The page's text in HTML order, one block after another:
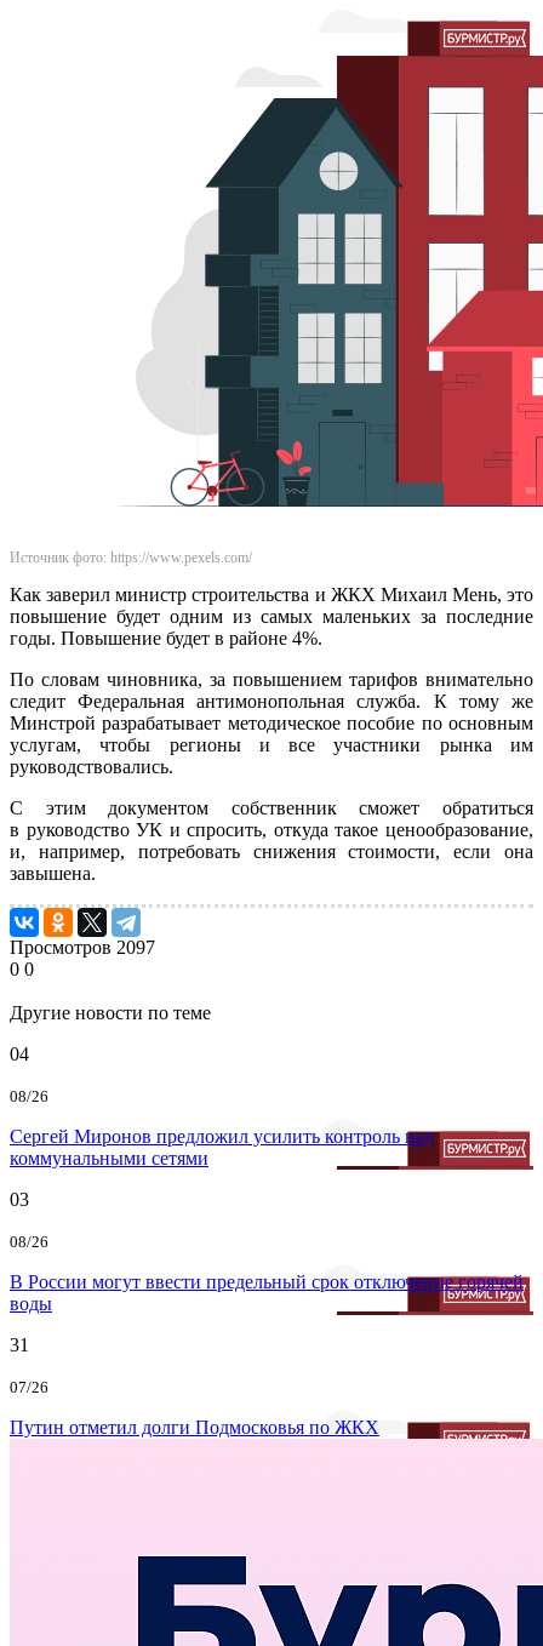
Источник фото: https://www.pexels.com/
Как заверил министр строительства и ЖКХ Михаил Мень, это
повышение будет одним из самых маленьких за последние
годы. Повышение будет в районе 4%.
По словам чиновника, за повышением тарифов внимательно
следит Федеральная антимонопольная служба. К тому же
Минстрой разрабатывает методическое пособие по основным
услугам, чтобы регионы и все участники рынка им
руководствовались.
С этим документом собственник сможет обратиться
в руководство УК и спросить, откуда такое ценообразование,
и, например, потребовать снижения стоимости, если она
завышена.
Просмотров 2097
0 0
Другие новости по теме
04
08/26
Сергей Миронов предложил усилить контроль над
коммунальными сетями
03
08/26
В России могут ввести предельный срок отключение горячей
воды
31
07/26
Путин отметил долги Подмосковья по ЖКХ